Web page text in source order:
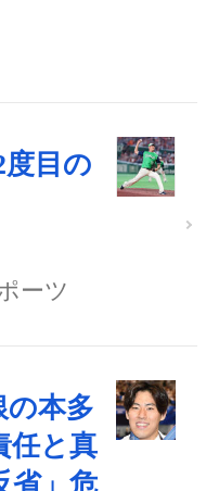
目の
ーツ
の本多
任と真
省」危